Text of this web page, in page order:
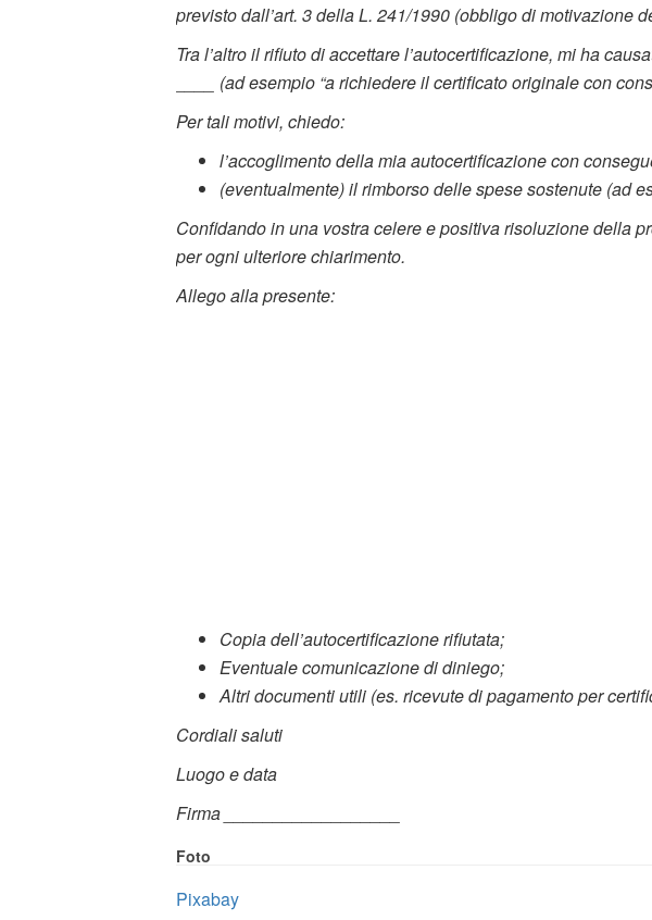
previsto dall’art. 3 della L. 241/1990 (obbligo di motivazione
Tra l’altro il rifiuto di accettare l’autocertificazione, mi ha
____ (ad esempio “a richiedere il certificato originale con
Per tali motivi, chiedo:
l’accoglimento della mia autocertificazione con
(eventualmente) il rimborso delle spese sostenute (ad
Confidando in una vostra celere e positiva risoluzione della
per ogni ulteriore chiarimento.
Allego alla presente:
Copia dell’autocertificazione rifiutata;
Eventuale comunicazione di diniego;
Altri documenti utili (es. ricevute di pagamento per
Cordiali saluti
Luogo e data
Firma __________________
Foto
Pixabay